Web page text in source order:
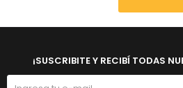
¡SUSCRIBITE Y RECIBÍ TODAS